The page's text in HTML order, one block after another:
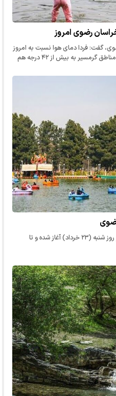
رضوی امروز
گفت: فردا دمای هوا نسبت به امروز
گرمتر خواهد شد و بیشینه دمای هوا در مناطق گرمسیر به بیش از ۴۲ درجه هم
افزایش محسوس دمای هوا در استان از روز شنبه (۲۳ خرداد) آغاز شده و تا